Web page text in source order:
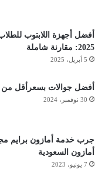
أفضل أجهزة اللابتوب
2025: مقارنة شاملة
5 أبريل، 2025
أفضل جوالات بسعرأقل من 1000 ريال سعودي
30 نوفمبر، 2024
جرب خدمة أمازون برايم
أمازون السعودية
7 يونيو، 2023